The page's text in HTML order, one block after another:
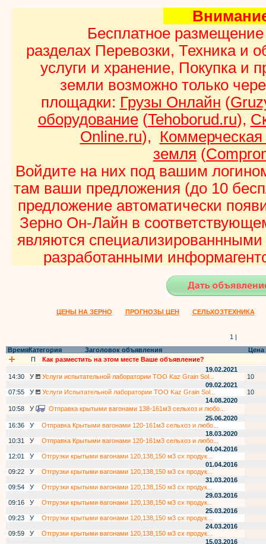
Бесплатное
разделах Перевозки, Техника и
услуги и хранение, Покупка и
земли возможно только
площадки: Грузы Онлайн (
оборудование(Tehoborud.ru),
Online.ru),
земля (
Войдите на них под вашим
там ваши предложения (до 10
предложение автоматически
Зерно Он-Лайн в
являются
разработанными
ЦЕНЫ НА ЗЕРНО ПРОГНОЗЫ ЦЕН СЕЛЬХОЗТЕХНИКА
1 |
ВремяКатегория Заголовок объявления
Цена
П
Как разместить на этом месте Ваше объявление?
19.02.2021
14:30
У Услуги испытательной лаборатории ТОО Kaz Grain Sol...
10
09.02.2021
07:55
У Услуги Испытательной лаборатории ТОО Kaz Grain Sol...
10
14.08.2020
10:58
У
Отправка крытыми вагонами 138-161м3 сельхоз и любо...
25.06.2020
16:36
У
Отправка Крытыми вагонами 120-161м3 сельхоз и любо...
18.03.2020
10:31
У
Отправка Крытыми вагонами 120-161м3 сельхоз и любо...
04.04.2016
12:01
У
Отгрузки крытыми вагонами 120,138,150 м3 сх продук...
01.04.2016
09:22
У
Отгрузки крытыми вагонами 120,138,150 м3 сх продук...
31.03.2016
09:54
У
Отгрузки крытыми вагонами 120,138,150 м3 сх продук...
29.03.2016
09:16
У
Отгрузки крытыми вагонами 120,138,150 м3 сх продук...
25.03.2016
09:23
У
Отгрузки крытыми вагонами 120,138,150 м3 сх продук...
24.03.2016
09:59
У
Отгрузки крытыми вагонами 120,138,150 м3 сх продук...
15.03.2016